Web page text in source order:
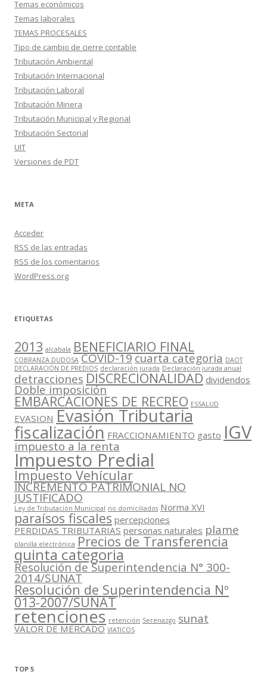
Temas económicos
Temas laborales
TEMAS PROCESALES
Tipo de cambio de cierre contable
Tributación Ambiental
Tributación Internacional
Tributación Laboral
Tributación Minera
Tributación Municipal y Regional
Tributación Sectorial
UIT
Versiones de PDT
META
Acceder
RSS de las entradas
RSS de los comentarios
WordPress.org
ETIQUETAS
2013 alcabala BENEFICIARIO FINAL
COBRANZA DUDOSA COVID-19cuarta categoria DAOT
DECLARACIÓN DE PREDIOS declaración jurada Declaración jurada anual
detracciones DISCRECIONALIDAD dividendos
Doble imposición
EMBARCACIONES DE RECREO ESSALUD
EVASION Evasión Tributaria
fiscalización FRACCIONAMIENTO gasto IGV
impuesto a la renta
Impuesto Predial
Impuesto Vehícular
INCREMENTO PATRIMONIAL NO
JUSTIFICADO
Ley de Tributación Municipal no domiciliados Norma XVI
paraísos fiscales percepciones
PERDIDAS TRIBUTARIAS personas naturales plame
planilla electrónica Precios de Transferencia
quinta categoria
Resolución de Superintendencia N° 300-
2014/SUNAT
Resolución de Superintendencia Nº
013-2007/SUNAT
retenciones retención Serenazgo sunat
VALOR DE MERCADO VIATICOS
TOP 5